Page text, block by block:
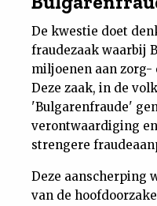
De kwestie doet
fraudezaak waarbij
miljoenen aan zorg-
Deze zaak, in de
'Bulgarenfraude'
verontwaardiging
strengere
Deze aanscherping
van de